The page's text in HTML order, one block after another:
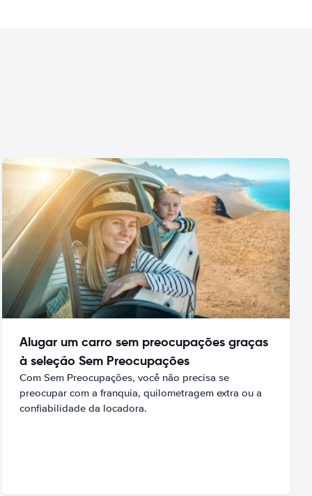
Alugar um carro sem preocupações graças
à seleção Sem Preocupações
Com Sem Preocupações, você não precisa se
preocupar com a franquia, quilometragem extra ou a
confiabilidade da locadora.